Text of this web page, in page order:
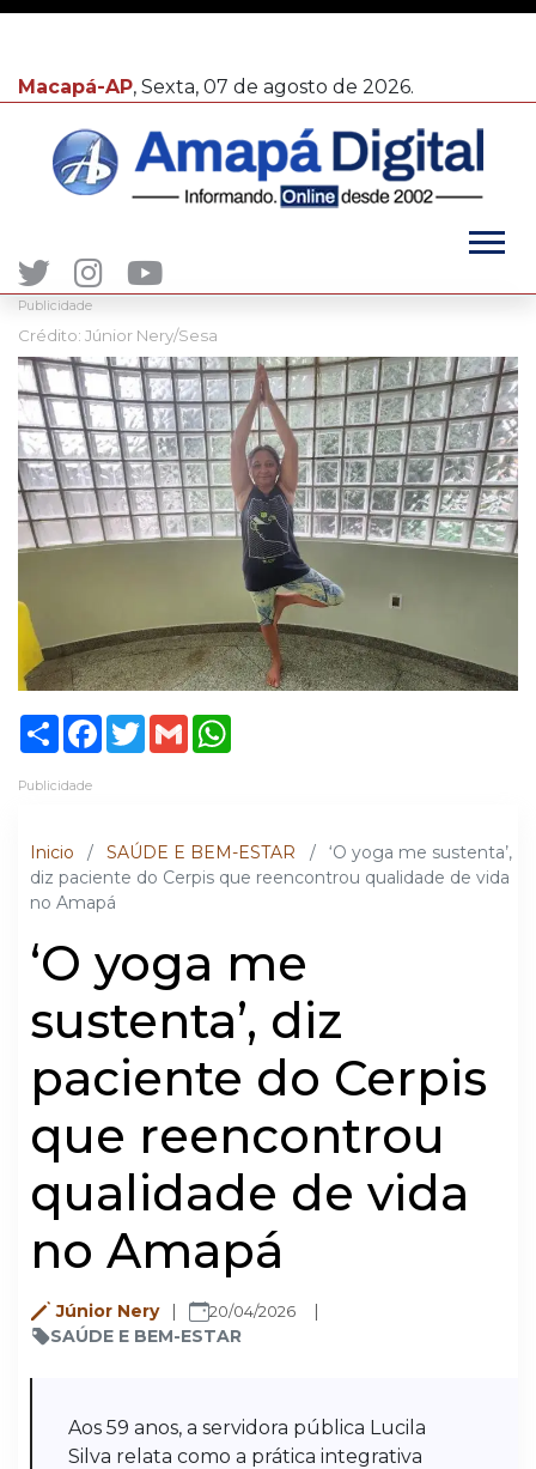
Macapá-AP, Sexta, 07 de agosto de 2026.
Publicidade
Crédito: Júnior Nery/Sesa
ShareFacebook
TwitterGmail
Publicidade
Inicio / SAÚDE E BEM-ESTAR /
‘O yoga me sustenta’,
diz paciente do Cerpis que reencontrou qualidade de vida
no Amapá
‘O yoga me
sustenta’, diz
paciente do Cerpis
que reencontrou
qualidade de vida
no Amapá
Júnior Nery 20/04/2026
SAÚDE E BEM-ESTAR
Aos 59 anos, a servidora pública Lucila
Silva relata como a prática integrativa